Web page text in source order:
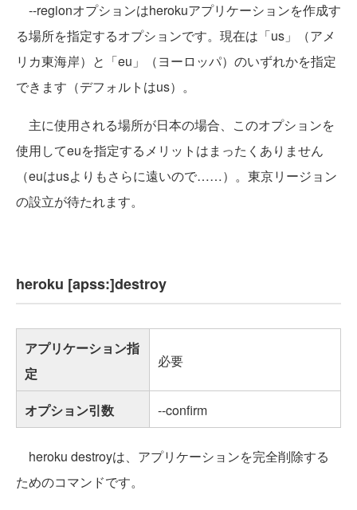
--regionオプションはherokuアプリケーションを作成す
る場所を指定するオプションです。現在は「us」（アメ
リカ東海岸）と「eu」（ヨーロッパ）のいずれかを指定
できます（デフォルトはus）。
主に使用される場所が日本の場合、このオプションを
使用してeuを指定するメリットはまったくありません
（euはusよりもさらに遠いので……）。東京リージョン
の設立が待たれます。
heroku [apss:]destroy
アプリケーション指
定
必要
オプション引数 --confirm
heroku destroyは、アプリケーションを完全削除する
ためのコマンドです。